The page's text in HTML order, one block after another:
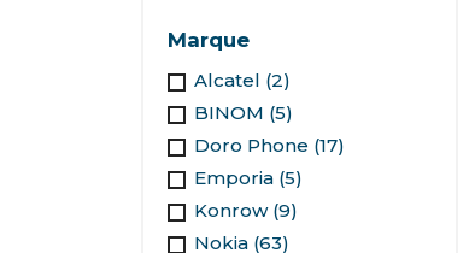
Marque
Alcatel (2)
BINOM (5)
Doro Phone (17)
Emporia (5)
Konrow (9)
Nokia (63)